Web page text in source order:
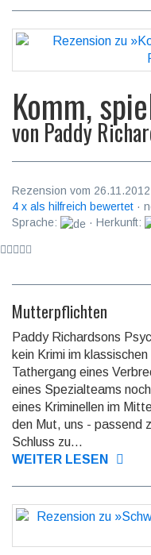
Komm,
von Paddy
Rezension vom 26.11.2012
4 x als hilfreich bewertet ·
Sprache:
· Herkunft:
Mutterpflichten
Paddy Richardsons
kein Krimi im
Tathergang eines
eines Spezialteams
eines Kriminellen im
den Mut, uns - passend
Schluss zu...
WEITER LESEN